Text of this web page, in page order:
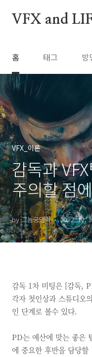
VFX and
홈 태그 방
VFX_이론
감독과
주의할 점
by 그놈궁댕이 2022. 12.
감독 1차 미팅은 [감독,
각자 첫인상과 스튜디오
인 단계로 볼수 있다.
PD는 예산에 맞는 좋은
에 중요한 후반을 담당할